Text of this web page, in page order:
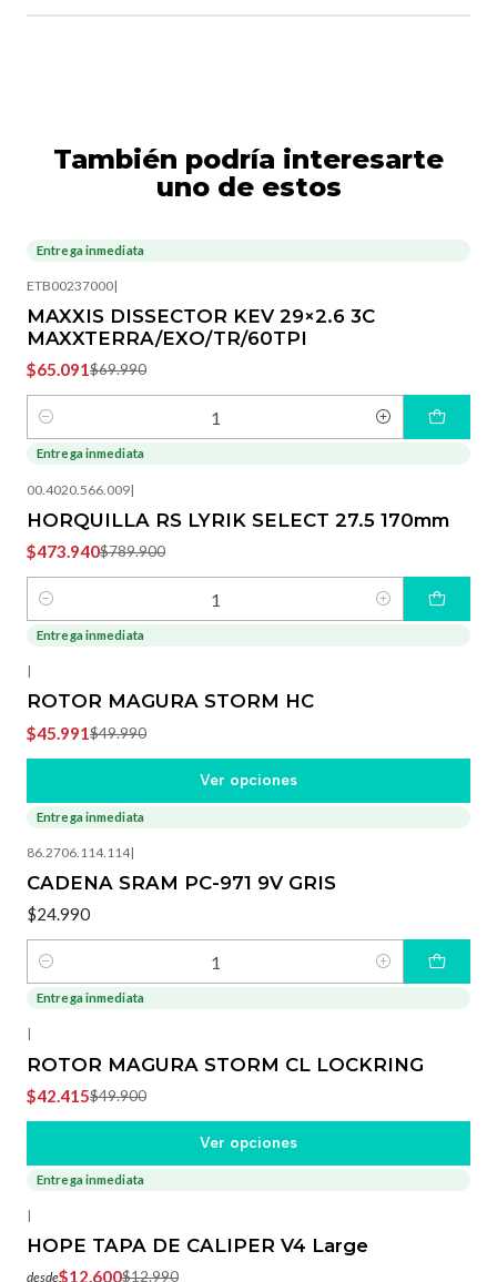
También podría interesarte
uno de estos
-7%OFF
Entrega inmediata
ETB00237000|
MAXXIS DISSECTOR KEV 29×2.6 3C
MAXXTERRA/EXO/TR/60TPI
$65.091$69.990
Cantidad
Entrega inmediata
00.4020.566.009|
HORQUILLA RS LYRIK SELECT 27.5 170mm
$473.940$789.900
Cantidad
-8%OFF
Entrega inmediata
|
ROTOR MAGURA STORM HC
$45.991$49.990
Ver opciones
Entrega inmediata
86.2706.114.114|
CADENA SRAM PC-971 9V GRIS
$24.990
Cantidad
Entrega inmediata
|
ROTOR MAGURA STORM CL LOCKRING
$42.415$49.900
Ver opciones
-3%OFF
Entrega inmediata
|
HOPE TAPA DE CALIPER V4 Large
desde$12.600$12.990